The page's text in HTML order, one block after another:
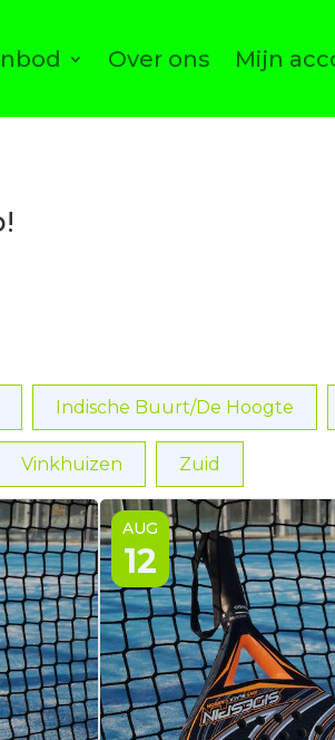
Over ons Mijn
Indische Buurt/De Hoogte
Vinkhuizen Zuid
AUG
12